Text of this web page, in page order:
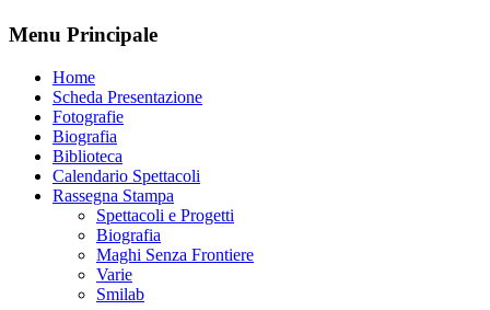
Menu Principale
Home
Scheda Presentazione
Fotografie
Biografia
Biblioteca
Calendario Spettacoli
Rassegna Stampa
Spettacoli e Progetti
Biografia
Maghi Senza Frontiere
Varie
Smilab